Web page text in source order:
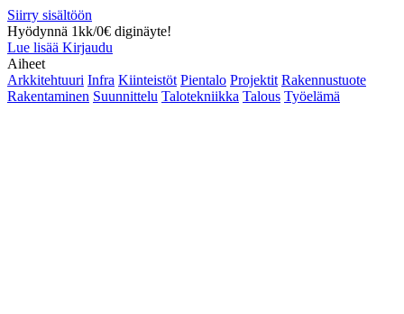
Siirry sisältöön
Hyödynnä 1kk/0€ diginäyte!
Lue lisää Kirjaudu
Aiheet
Arkkitehtuuri Infra Kiinteistöt Pientalo Projektit Rakennustuote
Rakentaminen Suunnittelu Talotekniikka Talous Työelämä